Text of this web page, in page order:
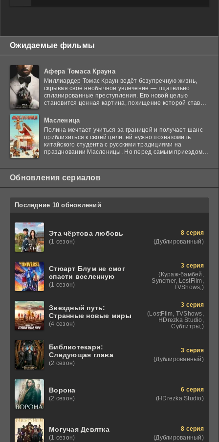
Ожидаемые фильмы
Афера Томаса Крауна
Миллиардер Томас Краун ведёт безупречную жизнь,
скрывая своё необычное увлечение — тщательно
спланированные преступления. Его новой целью
становится ценная картина, похищение которой ставит
Масленица
Полина мечтает учиться за границей и получает шанс
приблизиться к своей цели: ей нужно познакомить
китайского студента с русскими традициями на
праздновании Масленицы. Но перед самым приездом
Обновления сериалов
Последние 10 обновлений
Эта чёртова любовь
(1 сезон)
8 серия
(Дублированный)
Стюарт Блум не смог
спасти вселенную
(1 сезон)
3 серия
(Кураж-бамбей,
Syncmer, LostFilm,
TVShows,)
Звездный путь:
Странные новые миры
(4 сезон)
3 серия
(LostFilm, TVShows,
HDrezka Studio,
Субтитры,)
Библиотекари:
Следующая глава
(2 сезон)
3 серия
(Дублированный)
Ворона
(2 сезон)
6 серия
(HDrezka Studio)
Могучая Девятка
(1 сезон)
8 серия
(Дублированный)